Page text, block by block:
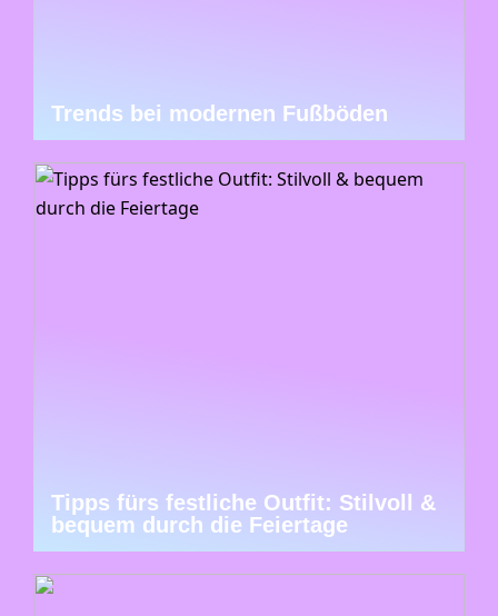
Trends bei modernen Fußböden
Tipps fürs festliche Outfit: Stilvoll &
bequem durch die Feiertage